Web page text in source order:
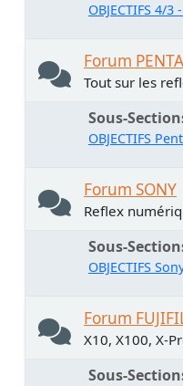
OBJECTIFS 4/
Forum
Tout sur les
Sous-
OBJECTIFS
Forum SONY
Reflex
Sous-
OBJECTIFS
Forum
X10, X100, X-
Sous-